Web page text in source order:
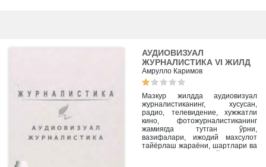
АУДИОВИЗУАЛ
ЖУРНАЛИСТИКА VI ЖИЛД
Амрулло Каримов
Мазкур жилдда аудиовизуал
журналистиканинг, хусусан,
радио, телевидение, хужжатли
кино, фотожурналистиканинг
жамиягда тутган ўрни,
вазифалари, ижодий махсулот
тайёрлаш жараёни, шартлари ва
бошкалар хакида сўз боради.